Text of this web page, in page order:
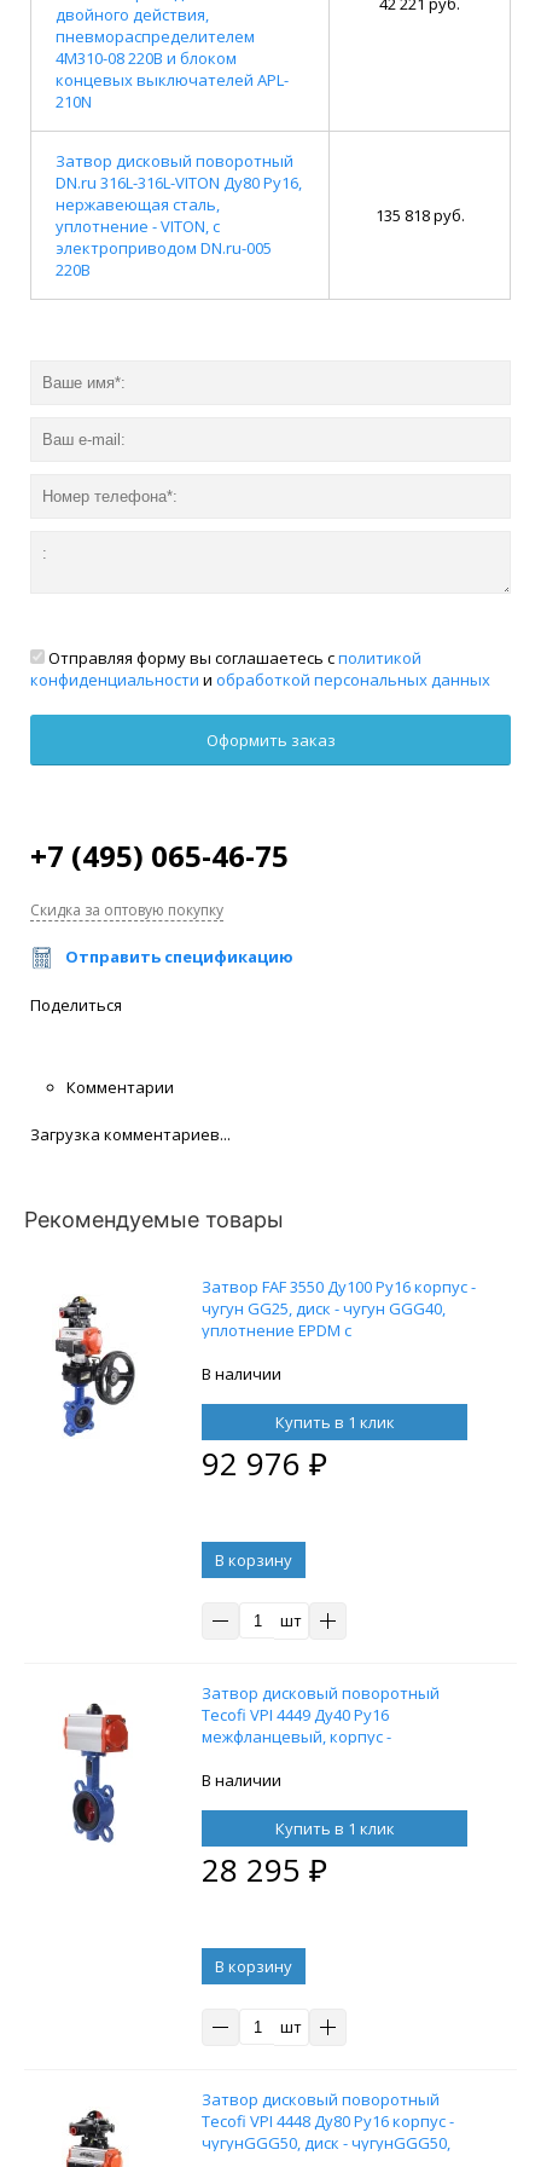
двойного действия,
пневмораспределителем
4M310-08 220В и блоком
концевых выключателей APL-
210N
Затвор дисковый поворотный
DN.ru 316L-316L-VITON Ду80 Ру16,
нержавеющая сталь,
уплотнение - VITON, с
электроприводом DN.ru-005
220В
135 818 руб.
Отправляя форму вы соглашаетесь сполитикой
конфиденциальности и обработкой персональных данных
+7 (495) 065-46-75
Скидка за оптовую покупку
Отправить спецификацию
Поделиться
Комментарии
Загрузка комментариев...
Рекомендуемые товары
Затвор FAF 3550 Ду100 Ру16 корпус -
чугун GG25, диск - чугун GGG40,
уплотнение EPDM с
пневмораспределителем 4M310-08
выключателей APL-210N и ручным
дублером HDM-2
В наличии
Купить в 1 клик
92 976 ₽
В корзину
шт
Затвор дисковый поворотный
Tecofi VPI 4449 Ду40 Ру16
межфланцевый, корпус -
сталь, с пневмоприводом DN.ru DA-
В наличии
Купить в 1 клик
28 295 ₽
В корзину
шт
Затвор дисковый поворотный
Tecofi VPI 4448 Ду80 Ру16 корпус -
чугунGGG50, диск - чугунGGG50,